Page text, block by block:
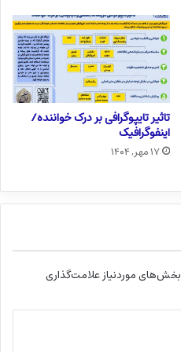
تاثیر تایپوگرافی بر درک خواننده/
اینفوگرافیک
۱۷ مهر, ۱۴۰۴
بخش‌های موردنیاز علامت‌گذاری